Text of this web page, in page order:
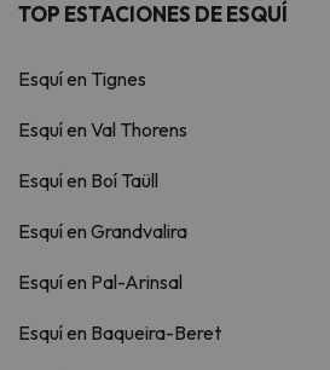
TOP ESTACIONES DE ESQUÍ
Esquí en Tignes
Esquí en Val Thorens
Esquí en Boí Taüll
Esquí en Grandvalira
Esquí en Pal-Arinsal
Esquí en Baqueira-Beret